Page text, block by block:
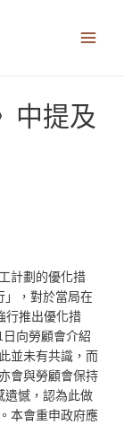
中提及
計劃的優化措
」，對於當局在
行推出優化措
向勞顧會介紹
並未有共識，而
會與勞顧會保持
遺憾，認為此做
本會重申政府應